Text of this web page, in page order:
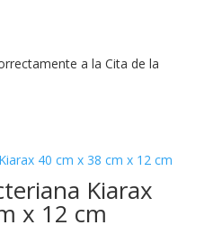
a la Cita de la
Kiarax
x 12 cm